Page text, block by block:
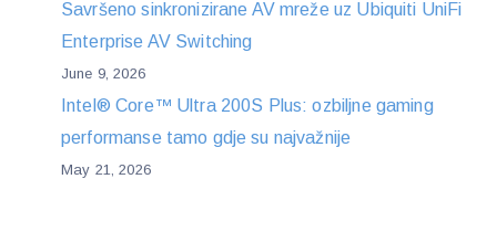
Savršeno sinkronizirane AV mreže uz Ubiquiti UniFi
Enterprise AV Switching
June 9, 2026
Intel® Core™ Ultra 200S Plus: ozbiljne gaming
performanse tamo gdje su najvažnije
May 21, 2026